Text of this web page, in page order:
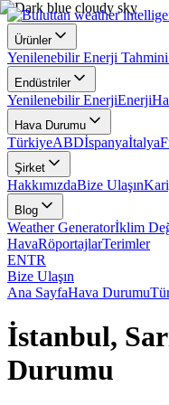
Ürünler
Yenilenebilir Enerji Tahmini
Endüstriler
Yenilenebilir EnerjiEnerji
Hava Durumu
TürkiyeABDİspanyaİtalya
Şirket
HakkımızdaBize Ulaşın
Blog
Weather Generatorİklim
HavaRöportajlarTerimler
ENTR
Bize Ulaşın
Ana SayfaHava Durumu
İstanbul,
Durumu